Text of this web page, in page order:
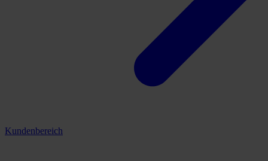
Kundenbereich